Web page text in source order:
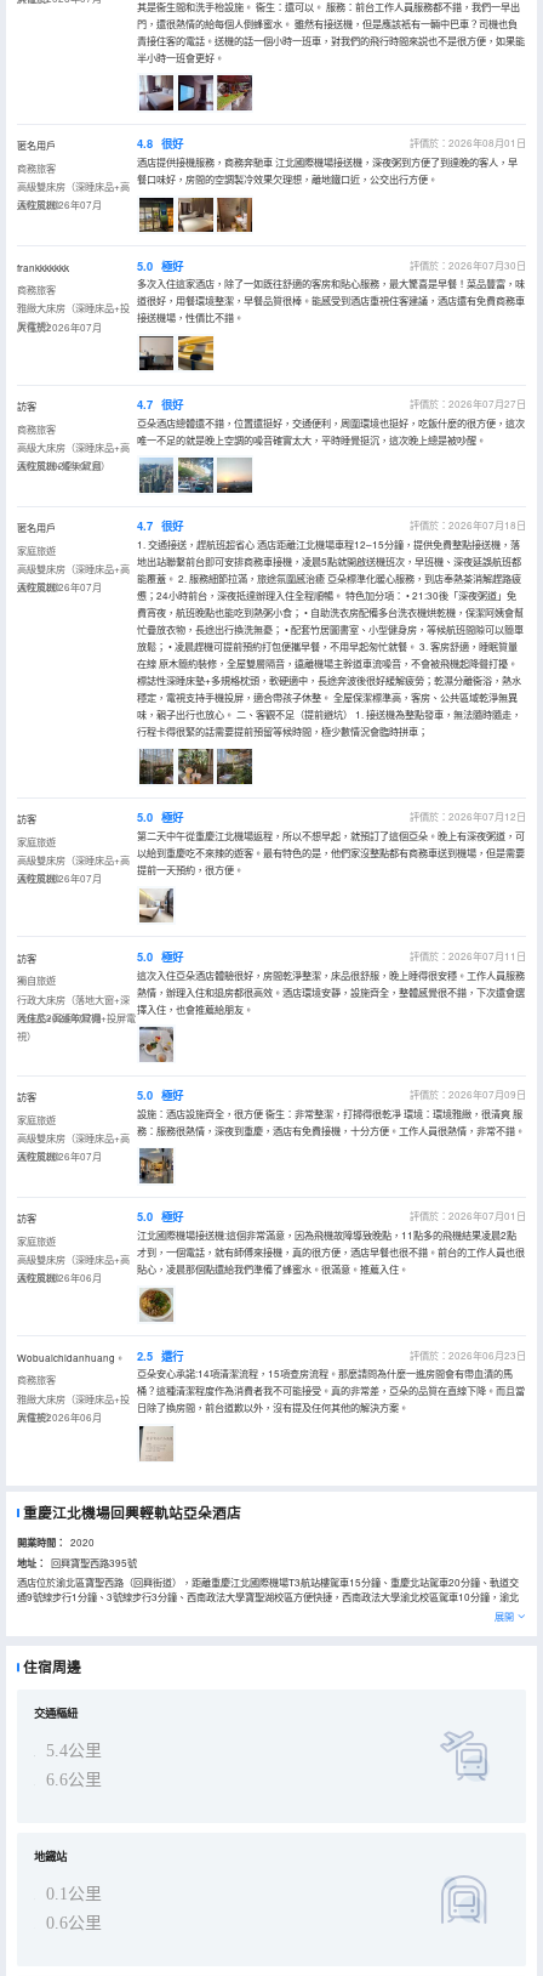
其是衞生間和洗手枱設施。 衞生：還可以。 服務：前台工作人員服務都不錯，我們一早出
門，還很熱情的給每個人倒蜂蜜水。 雖然有接送機，但是應該衹有一輛中巴車？司機也負
責接住客的電話。送機的話一個小時一班車，對我們的飛行時間來説也不是很方便，如果能
半小時一班會更好。
匿名用戶
商務旅客
高級雙床房（深睡床品+高
速吹風機）
入住於2026年07月
4.8 很好
評價於：2026年08月01日
酒店提供接機服務，商務奔馳車 江北國際機場接送機，深夜粥到方便了到達晚的客人，早
餐口味好，房間的空調製冷效果欠理想，離地鐵口近，公交出行方便。
frankkkkkkk
商務旅客
雅緻大床房（深睡床品+投
屏電視）
入住於2026年07月
5.0 極好
評價於：2026年07月30日
多次入住這家酒店，除了一如既往舒適的客房和貼心服務，最大驚喜是早餐！菜品豐富，味
道很好，用餐環境整潔，早餐品質很棒。能感受到酒店重視住客建議，酒店還有免費商務車
接送機場，性價比不錯。
訪客
商務旅客
高級大床房（深睡床品+高
速吹風機+煙火氣息）
入住於2026年07月
4.7 很好
評價於：2026年07月27日
亞朵酒店總體還不錯，位置還挺好，交通便利，周圍環境也挺好，吃飯什麼的很方便，這次
唯一不足的就是晚上空調的噪音確實太大，平時睡覺挺沉，這次晚上總是被吵醒。
匿名用戶
家庭旅遊
高級雙床房（深睡床品+高
速吹風機）
入住於2026年07月
4.7 很好
評價於：2026年07月18日
1. 交通接送，趕航班超省心 酒店距離江北機場車程12–15分鐘，提供免費整點接送機，落
地出站聯繫前台即可安排商務車接機，凌晨5點就開啟送機班次，早班機、深夜延誤航班都
能覆蓋。 2. 服務細節拉滿，旅途氛圍感治癒 亞朵標準化暖心服務，到店奉熱茶消解趕路疲
憊；24小時前台，深夜抵達辦理入住全程順暢。 特色加分項： • 21:30後「深夜粥道」免
費宵夜，航班晚點也能吃到熱粥小食； • 自助洗衣房配備多台洗衣機烘乾機，保潔阿姨會幫
忙疊放衣物，長途出行換洗無憂； • 配套竹居圖書室、小型健身房，等候航班間隙可以簡單
放鬆； • 凌晨趕機可提前預約打包便攜早餐，不用早起匆忙就餐。 3. 客房舒適，睡眠質量
在線 原木簡約裝修，全屋雙層隔音，遠離機場主幹道車流噪音，不會被飛機起降聲打擾。
標誌性深睡床墊+多規格枕頭，軟硬適中，長途奔波後很好緩解疲勞；乾濕分離衞浴，熱水
穩定，電視支持手機投屏，適合帶孩子休整。 全屋保潔標準高，客房、公共區域乾淨無異
味，親子出行也放心。 二、客觀不足（提前避坑） 1. 接送機為整點發車，無法隨時隨走，
行程卡得很緊的話需要提前預留等候時間，極少數情況會臨時拼車；
訪客
家庭旅遊
高級雙床房（深睡床品+高
速吹風機）
入住於2026年07月
5.0 極好
評價於：2026年07月12日
第二天中午從重慶江北機場返程，所以不想早起，就預訂了這個亞朵。晚上有深夜粥道，可
以給到重慶吃不來辣的遊客。最有特色的是，他們家沒整點都有商務車送到機場，但是需要
提前一天預約，很方便。
訪客
獨自旅遊
行政大床房（落地大窗+深
睡床品+高速吹風機+投屏電
視）
入住於2026年07月
5.0 極好
評價於：2026年07月11日
這次入住亞朵酒店體驗很好，房間乾淨整潔，床品很舒服，晚上睡得很安穩。工作人員服務
熱情，辦理入住和退房都很高效。酒店環境安靜，設施齊全，整體感覺很不錯，下次還會選
擇入住，也會推薦給朋友。
訪客
家庭旅遊
高級雙床房（深睡床品+高
速吹風機）
入住於2026年07月
5.0 極好
評價於：2026年07月09日
設施：酒店設施齊全，很方便 衞生：非常整潔，打掃得很乾凈 環境：環境雅緻，很清爽 服
務：服務很熱情，深夜到重慶，酒店有免費接機，十分方便。工作人員很熱情，非常不錯。
訪客
家庭旅遊
高級雙床房（深睡床品+高
速吹風機）
入住於2026年06月
5.0 極好
評價於：2026年07月01日
江北國際機場接送機:這個非常滿意，因為飛機故障導致晚點，11點多的飛機結果凌晨2點
才到，一個電話，就有師傅來接機，真的很方便，酒店早餐也很不錯。前台的工作人員也很
貼心，凌晨那個點還給我們準備了蜂蜜水。很滿意。推薦入住。
Wobuaichidanhuang。
商務旅客
雅緻大床房（深睡床品+投
屏電視）
入住於2026年06月
2.5 還行
評價於：2026年06月23日
亞朵安心承諾:14項清潔流程，15項查房流程。那麼請問為什麼一進房間會有帶血漬的馬
桶？這種清潔程度作為消費者我不可能接受。真的非常差，亞朵的品質在直線下降。而且當
日除了換房間，前台道歉以外，沒有提及任何其他的解決方案。
重慶江北機場回興輕軌站亞朵酒店
開業時間： 2020
地址：
回興寶聖西路395號
酒店位於渝北區寶聖西路（回興街道），距離重慶江北國際機場T3航站樓駕車15分鐘、重慶北站駕車20分鐘、軌道交
通9號線步行1分鐘、3號線步行3分鐘、西南政法大學寶聖湖校區方便快捷，西南政法大學渝北校區駕車10分鐘，渝北
體育館駕車5分鐘、渝北校區駕車5分鐘、中央公園駕車10分鐘、重慶悅來國際博覽中心駕車20分鐘、歡樂谷駕車20分
鐘，地處渝北區中心區域，吃住行商圈眾多，交通非常便利。酒店是亞朵旗下的，配套會議室（共語）、免費自助洗衣
地後即可電話預約，我們將派專車20分鐘內為您免費提供接機。24小時開放前台可為您隨時服務，是您旅居的優選，中
展開
住宿周邊
交通樞紐
5.4公里
6.6公里
地鐵站
0.1公里
0.6公里